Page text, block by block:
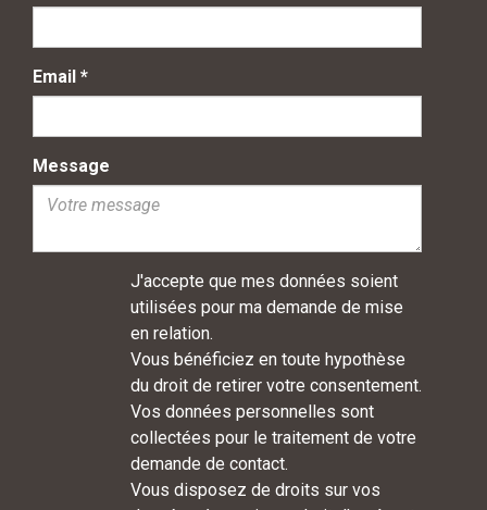
Email *
Message
J'accepte que mes données soient
utilisées pour ma demande de mise
en relation.
Vous bénéficiez en toute hypothèse
du droit de retirer votre consentement.
Vos données personnelles sont
collectées pour le traitement de votre
demande de contact.
Vous disposez de droits sur vos